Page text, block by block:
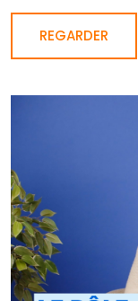
REGARDER